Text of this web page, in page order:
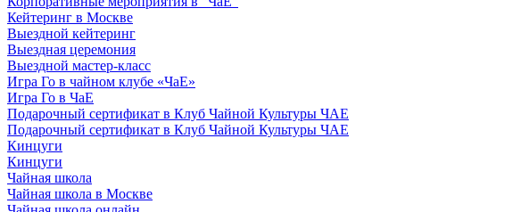
Кейтеринг в Москве
Выездной кейтеринг
Выездная церемония
Выездной мастер-класс
Игра Го в чайном клубе «ЧаЕ»
Игра Го в ЧаЕ
Подарочный сертификат в Клуб Чайной Культуры ЧАЕ
Подарочный сертификат в Клуб Чайной Культуры ЧАЕ
Кинцуги
Кинцуги
Чайная школа
Чайная школа в Москве